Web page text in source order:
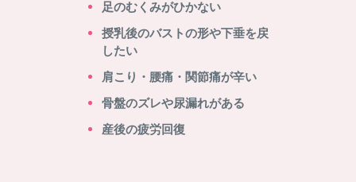
足のむくみがひかない
授乳後のバストの形や下垂を戻
したい
肩こり・腰痛・関節痛が辛い
骨盤のズレや尿漏れがある
産後の疲労回復